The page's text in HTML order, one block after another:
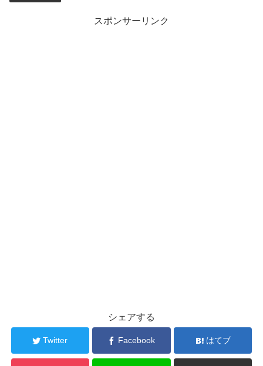
スポンサーリンク
シェアする
Twitter Facebook はてブ